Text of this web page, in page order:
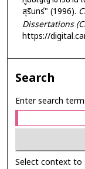
สุรินทร์" (1996).
Dissertations
https://
Search
Enter search
Select context to